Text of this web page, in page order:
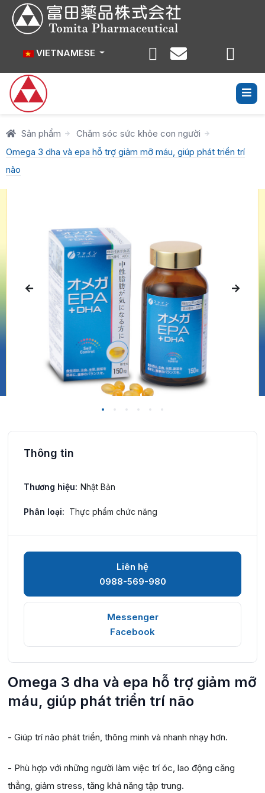
VIETNAMESE
Sản phẩm
Chăm sóc sức khỏe con người
Omega 3 dha và epa hỗ trợ giảm mỡ máu, giúp phát triển trí
não
Thông tin
Thương hiệu: Nhật Bản
Phân loại: Thực phẩm chức năng
Liên hệ
0988-569-980
Messenger
Facebook
Omega 3 dha và epa hỗ trợ giảm mỡ
máu, giúp phát triển trí não
- Giúp trí não phát triển, thông minh và nhanh nhạy hơn.
- Phù hợp với những người làm việc trí óc, lao động căng
thẳng, giảm stress, tăng khả năng tập trung.